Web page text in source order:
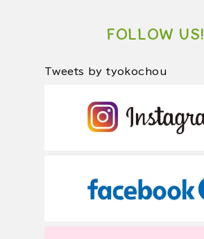
FOLLOW US!
Tweets by tyokochou